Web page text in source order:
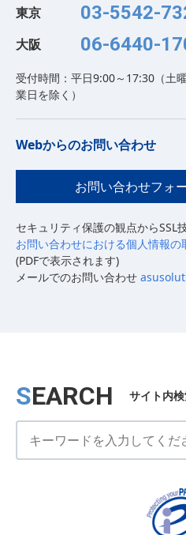
東京
03-5542-
大阪 06-6440-
受付時間：平日9:00～17:30（土
業日を除く）
Webからのお問い合わせ
お問い合わせフォ
セキュリティ保護の観点からSSL
お問い合わせにおける個人情報の
(PDFで表示されます)
メールでのお問い合わせ
SEARCH サイト内